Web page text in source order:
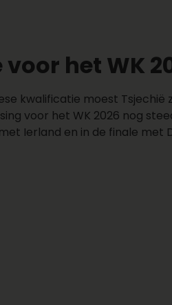
het WK
kwalificatie moest
voor het WK 2026 nog
Ierland en in de finale met